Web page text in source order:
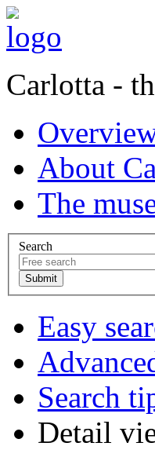
Carlotta -
About
The
Search
Easy
Search
Detail